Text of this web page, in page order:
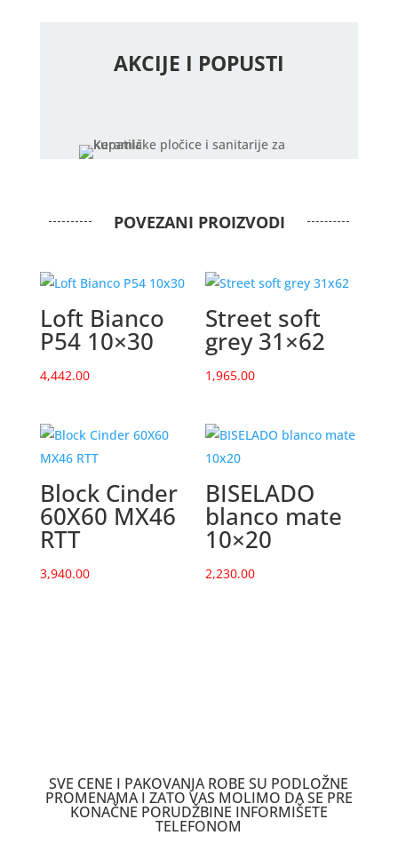
AKCIJE I POPUSTI
POVEZANI PROIZVODI
Loft Bianco
P54 10×30
4,442.00
Street soft
grey 31×62
1,965.00
Block Cinder
60X60 MX46
RTT
3,940.00
BISELADO
blanco mate
10×20
2,230.00
SVE CENE I PAKOVANJA ROBE SU PODLOŽNE
PROMENAMA I ZATO VAS MOLIMO DA SE PRE
KONAČNE PORUDŽBINE INFORMIŠETE
TELEFONOM